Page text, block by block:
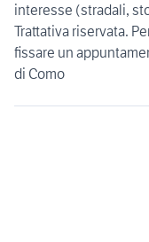
interesse (stradali,
Trattativa riservata.
fissare un
di Como